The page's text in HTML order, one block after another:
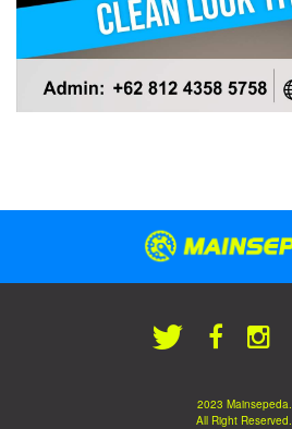
2023 Mainsepeda.
All Right Reserved.